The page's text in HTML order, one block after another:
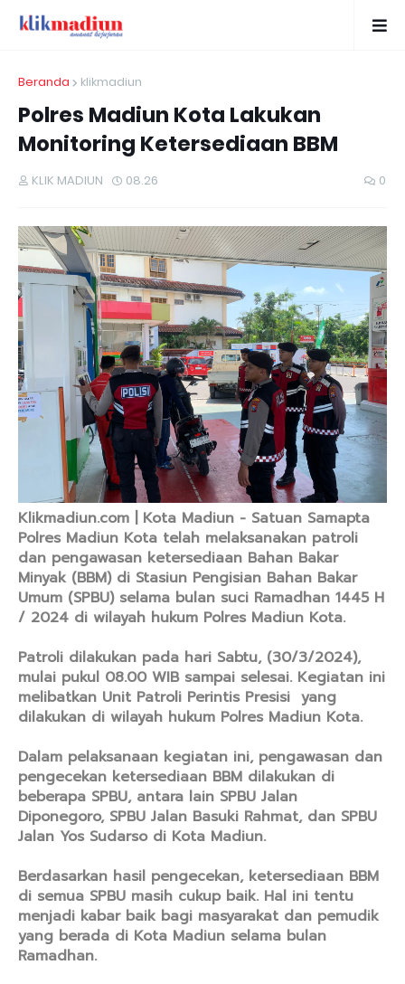
Beranda klikmadiun
Polres Madiun Kota Lakukan
Monitoring Ketersediaan BBM
KLIK MADIUN 08.26 0
Klikmadiun.com | Kota Madiun - Satuan Samapta
Polres Madiun Kota telah melaksanakan patroli
dan pengawasan ketersediaan Bahan Bakar
Minyak (BBM) di Stasiun Pengisian Bahan Bakar
Umum (SPBU) selama bulan suci Ramadhan 1445 H
/ 2024 di wilayah hukum Polres Madiun Kota.
Patroli dilakukan pada hari Sabtu, (30/3/2024),
mulai pukul 08.00 WIB sampai selesai. Kegiatan ini
melibatkan Unit Patroli Perintis Presisi yang
dilakukan di wilayah hukum Polres Madiun Kota.
Dalam pelaksanaan kegiatan ini, pengawasan dan
pengecekan ketersediaan BBM dilakukan di
beberapa SPBU, antara lain SPBU Jalan
Diponegoro, SPBU Jalan Basuki Rahmat, dan SPBU
Jalan Yos Sudarso di Kota Madiun.
Berdasarkan hasil pengecekan, ketersediaan BBM
di semua SPBU masih cukup baik. Hal ini tentu
menjadi kabar baik bagi masyarakat dan pemudik
yang berada di Kota Madiun selama bulan
Ramadhan.